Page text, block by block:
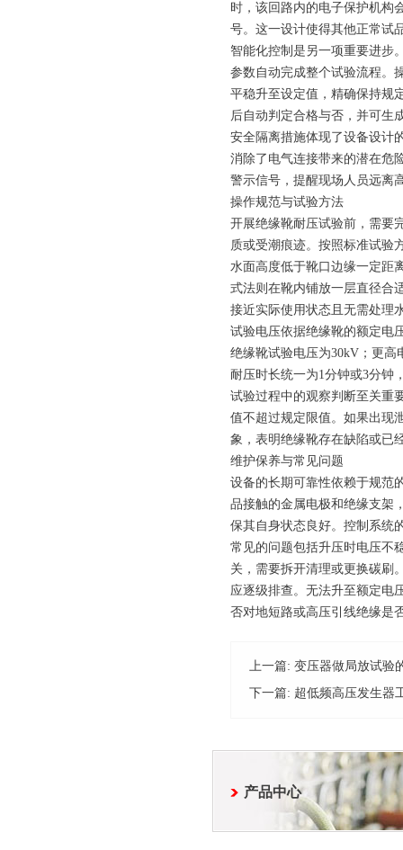
时，该回路内的电子保护机构
号。这一设计使得其他正常试
智能化控制是另一项重要进步
参数自动完成整个试验流程。
平稳升至设定值，精确保持规
后自动判定合格与否，并可生
安全隔离措施体现了设备设计
消除了电气连接带来的潜在危
警示信号，提醒现场人员远离
操作规范与试验方法
开展绝缘靴耐压试验前，需要
质或受潮痕迹。按照标准试验
水面高度低于靴口边缘一定距
式法则在靴内铺放一层直径合
接近实际使用状态且无需处理
试验电压依据绝缘靴的额定电
绝缘靴试验电压为30kV；更高
耐压时长统一为1分钟或3分钟
试验过程中的观察判断至关重
值不超过规定限值。如果出现
象，表明绝缘靴存在缺陷或已
维护保养与常见问题
设备的长期可靠性依赖于规范
品接触的金属电极和绝缘支架
保其自身状态良好。控制系统
常见的问题包括升压时电压不
关，需要拆开清理或更换碳刷
应逐级排查。无法升至额定电
否对地短路或高压引线绝缘是
上一篇: 变压器做局放试验
下一篇: 超低频高压发生器
产品中心